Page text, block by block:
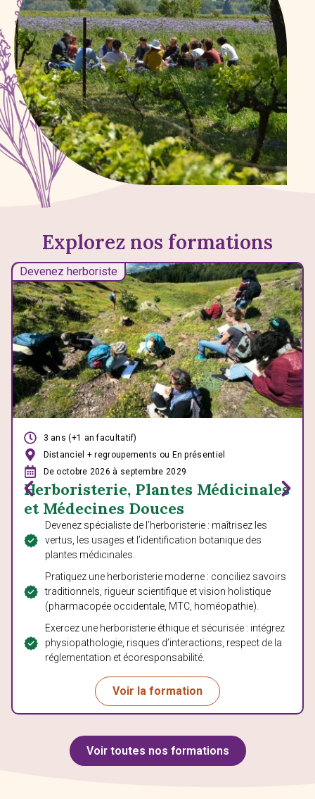
Explorez nos formations
Devenez herboriste
3 ans (+1 an facultatif)
Distanciel + regroupements ou En présentiel
De octobre 2026 à septembre 2029
Herboristerie, Plantes Médicinales
et Médecines Douces
Devenez spécialiste de l’herboristerie : maîtrisez les
vertus, les usages et l’identification botanique des
plantes médicinales.
Pratiquez une herboristerie moderne : conciliez savoirs
traditionnels, rigueur scientifique et vision holistique
(pharmacopée occidentale, MTC, homéopathie).
Exercez une herboristerie éthique et sécurisée : intégrez
physiopathologie, risques d’interactions, respect de la
réglementation et écoresponsabilité.
Voir la formation
Voir toutes nos formations